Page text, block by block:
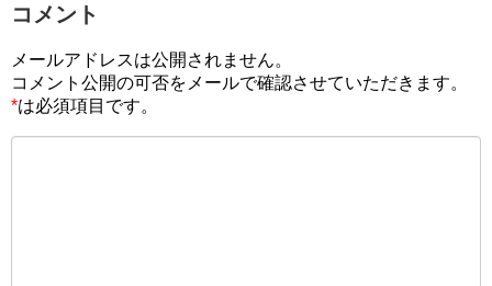
コメント
メールアドレスは公開されません。
コメント公開の可否をメールで確認させていただきます。
*は必須項目です。